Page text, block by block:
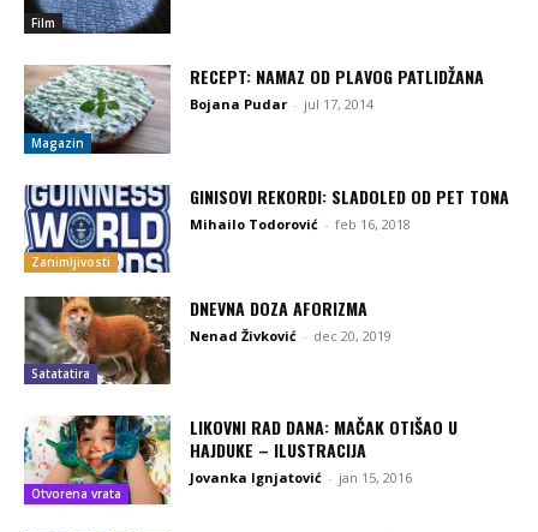
Film
Magazin
RECEPT: NAMAZ OD PLAVOG PATLIDŽANA
Bojana Pudar - jul 17, 2014
Zanimljivosti
GINISOVI REKORDI: SLADOLED OD PET TONA
Mihailo Todorović - feb 16, 2018
Satatatira
DNEVNA DOZA AFORIZMA
Nenad Živković - dec 20, 2019
Otvorena vrata
LIKOVNI RAD DANA: MAČAK OTIŠAO U
HAJDUKE – ILUSTRACIJA
Jovanka Ignjatović - jan 15, 2016